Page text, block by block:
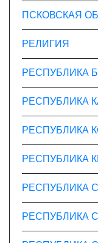
ПСКОВСКАЯ
РЕЛИГИЯ
РЕСПУБЛИКА
РЕСПУБЛИКА
РЕСПУБЛИКА
РЕСПУБЛИКА
РЕСПУБЛИКА
РЕСПУБЛИКА